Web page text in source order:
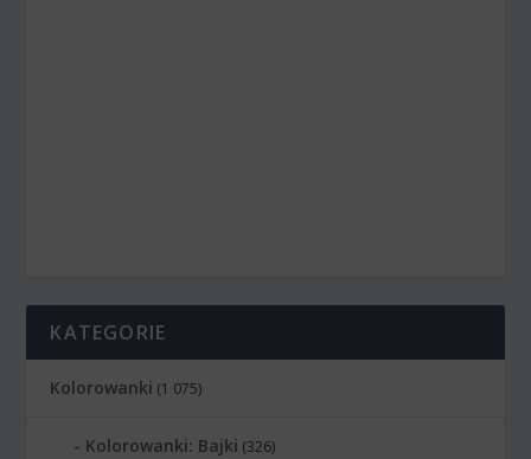
KATEGORIE
Kolorowanki (1 075)
Kolorowanki: Bajki (326)